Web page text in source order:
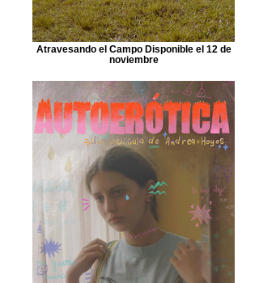
Atravesando el Campo Disponible el 12 de
noviembre